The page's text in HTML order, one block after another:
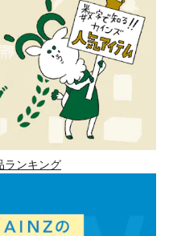
ランキング